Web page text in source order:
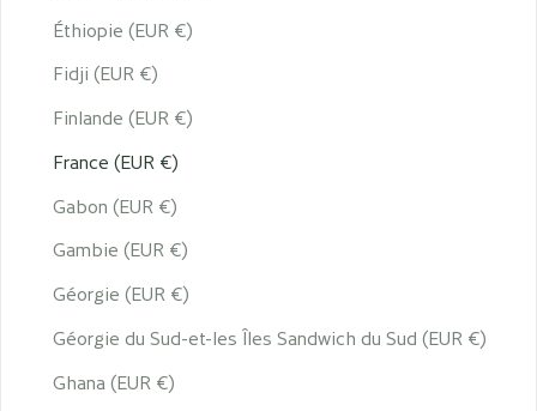
Éthiopie (EUR €)
Fidji (EUR €)
Finlande (EUR €)
France (EUR €)
Gabon (EUR €)
Gambie (EUR €)
Géorgie (EUR €)
Géorgie du Sud-et-les Îles Sandwich du Sud (EUR €)
Ghana (EUR €)